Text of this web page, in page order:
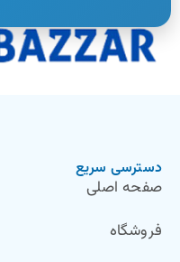
دسترسی سریع
صفحه اصلی
فروشگاه